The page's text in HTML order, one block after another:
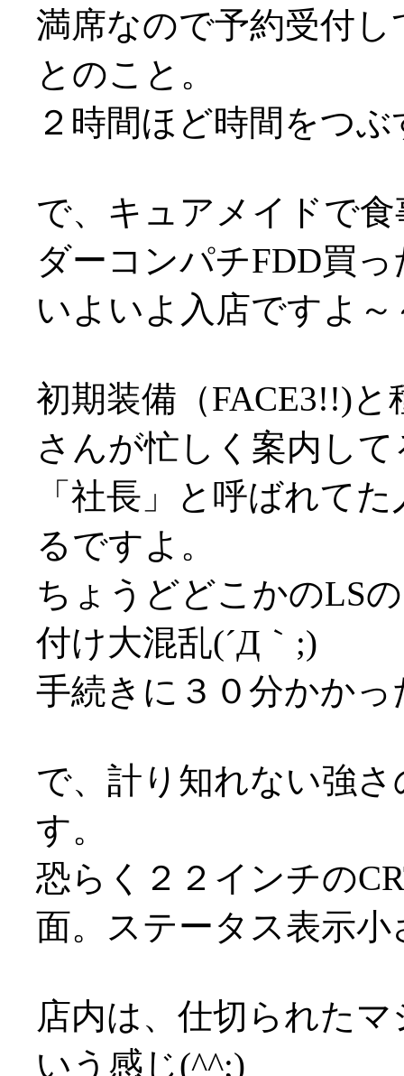
満席なので予約受付
とのこと。
２時間ほど時間をつ
で、キュアメイドで
ダーコンパチFDD買
いよいよ入店ですよ～
初期装備（FACE3!!)
さんが忙しく案内して
「社長」と呼ばれて
るですよ。
ちょうどどこかのLS
付け大混乱(´Д｀;)
手続きに３０分かか
で、計り知れない強
す。
恐らく２２インチの
面。ステータス表示
店内は、仕切られた
いう感じ(^^;)